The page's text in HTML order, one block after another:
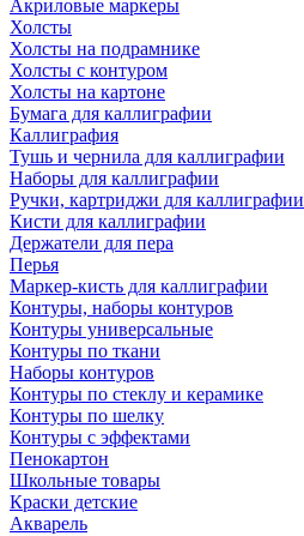
Акриловые маркеры
Холсты
Холсты на подрамнике
Холсты с контуром
Холсты на картоне
Бумага для каллиграфии
Каллиграфия
Тушь и чернила для каллиграфии
Наборы для каллиграфии
Ручки, картриджи для каллиграфии
Кисти для каллиграфии
Держатели для пера
Перья
Маркер-кисть для каллиграфии
Контуры, наборы контуров
Контуры универсальные
Контуры по ткани
Наборы контуров
Контуры по стеклу и керамике
Контуры по шелку
Контуры с эффектами
Пенокартон
Школьные товары
Краски детские
Акварель